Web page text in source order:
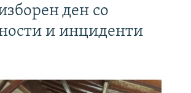
ден со
и инциденти